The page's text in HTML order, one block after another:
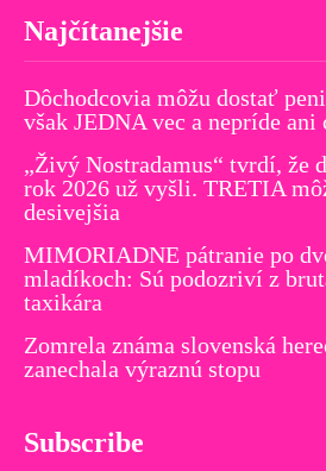
Najčítanejšie
Dôchodcovia môžu dostať
však JEDNA vec a nepríde ani
„Živý Nostradamus“ tvrdí, že
rok 2026 už vyšli. TRETIA
desivejšia
MIMORIADNE pátranie po
mladíkoch: Sú podozriví z
taxikára
Zomrela známa slovenská
zanechala výraznú stopu
Subscribe